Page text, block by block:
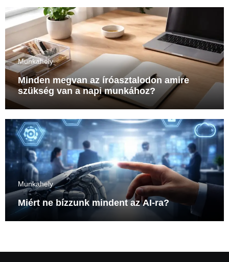
Munkahely
Minden megvan az íróasztalodon amire
szükség van a napi munkához?
Munkahely
Miért ne bízzunk mindent az AI-ra?